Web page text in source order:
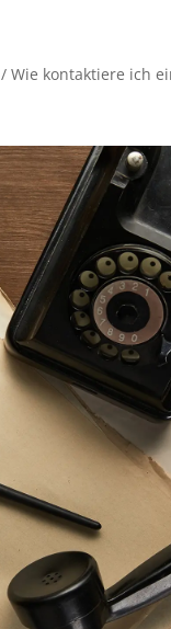
/ Wie kontaktiere ich